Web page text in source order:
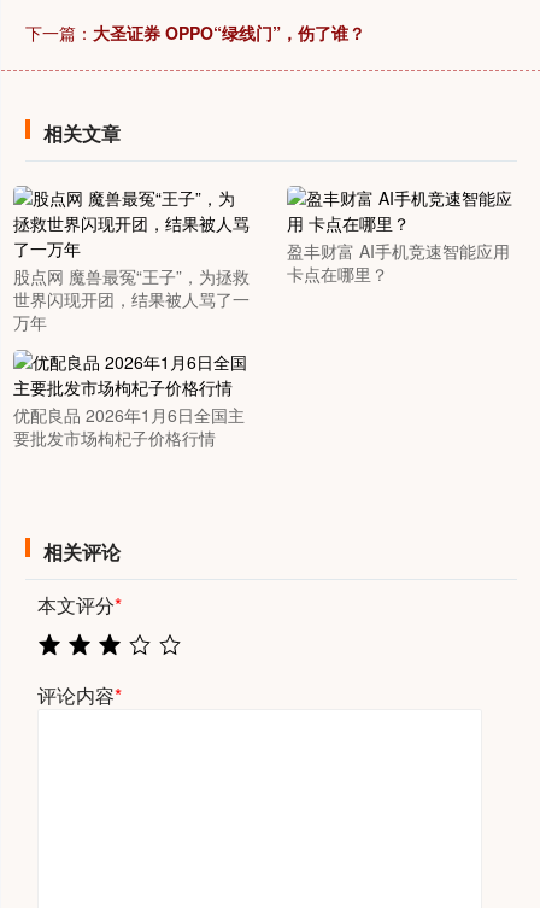
下一篇： 大圣证券 OPPO“绿线门”，伤了谁？
相关文章
股点网 魔兽最冤“王子”，为拯救
世界闪现开团，结果被人骂了一
万年
盈丰财富 AI手机竞速智能应用
卡点在哪里？
优配良品 2026年1月6日全国主
要批发市场枸杞子价格行情
相关评论
本文评分*
评论内容*